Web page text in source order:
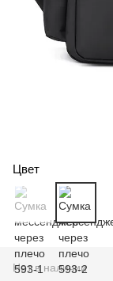
Цвет
Нет в наличии